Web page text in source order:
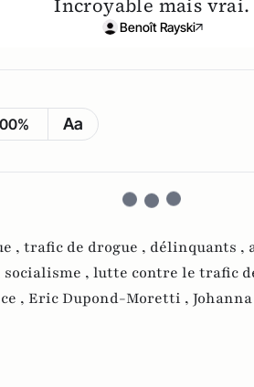
Benoît Rayski
Aa
, trafic de drogue , délinquants ,
socialisme , lutte contre le trafic
, Eric Dupond-Moretti ,